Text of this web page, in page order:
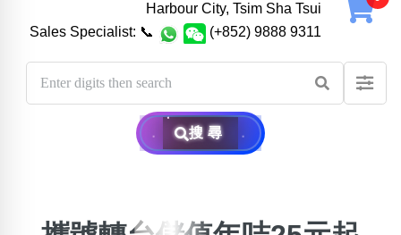
Harbour City, Tsim Sha Tsui
Sales Specialist: 📞 (+852) 9888 9311
搜尋
搜尋選項 ×